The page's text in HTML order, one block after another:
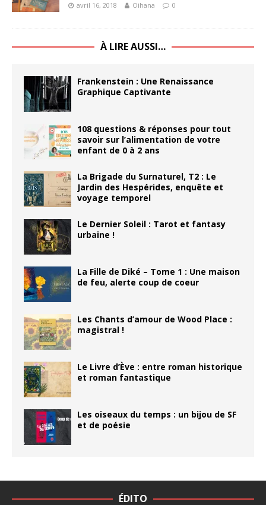
avril 16, 2018 Oihana 0
À LIRE AUSSI…
Frankenstein : Une Renaissance
Graphique Captivante
108 questions & réponses pour tout
savoir sur l’alimentation de votre
enfant de 0 à 2 ans
La Brigade du Surnaturel, T2 : Le
Jardin des Hespérides, enquête et
voyage temporel
Le Dernier Soleil : Tarot et fantasy
urbaine !
La Fille de Diké – Tome 1 : Une maison
de feu, alerte coup de coeur
Les Chants d’amour de Wood Place :
magistral !
Le Livre d’Ève : entre roman historique
et roman fantastique
Les oiseaux du temps : un bijou de SF
et de poésie
ÉDITO